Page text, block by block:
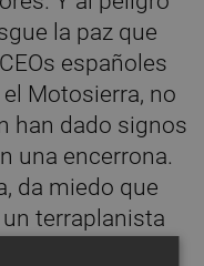
la paz que
españoles
Motosierra, no
han dado signos
una encerrona.
da miedo que
terraplanista
de ciencia,